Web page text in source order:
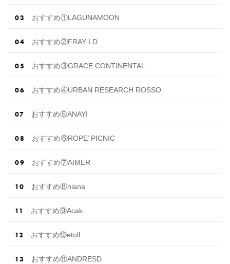
おすすめ①LAGUNAMOON
おすすめ②FRAY I.D
おすすめ③GRACE CONTINENTAL
おすすめ④URBAN RESEARCH ROSSO
おすすめ⑤ANAYI
おすすめ⑥ROPE’ PICNIC
おすすめ⑦AIMER
おすすめ⑧niana
おすすめ⑨Acak.
おすすめ⑩etoll.
おすすめ⑪ANDRESD